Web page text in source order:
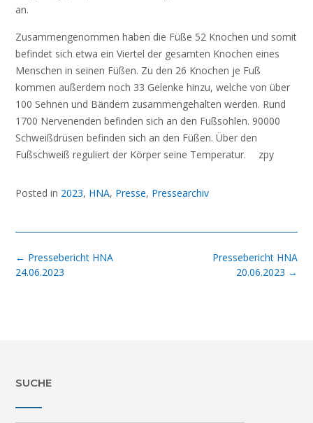
an.
Zusammengenommen haben die Füße 52 Knochen und somit
befindet sich etwa ein Viertel der gesamten Knochen eines
Menschen in seinen Füßen. Zu den 26 Knochen je Fuß
kommen außerdem noch 33 Gelenke hinzu, welche von über
100 Sehnen und Bändern zusammengehalten werden. Rund
1700 Nervenenden befinden sich an den Fußsohlen. 90000
Schweißdrüsen befinden sich an den Füßen. Über den
Fußschweiß reguliert der Körper seine Temperatur. zpy
Posted in 2023, HNA, Presse, Pressearchiv
Post
navigation
Pressebericht HNA
20.06.2023 →
← Pressebericht HNA
24.06.2023
SUCHE